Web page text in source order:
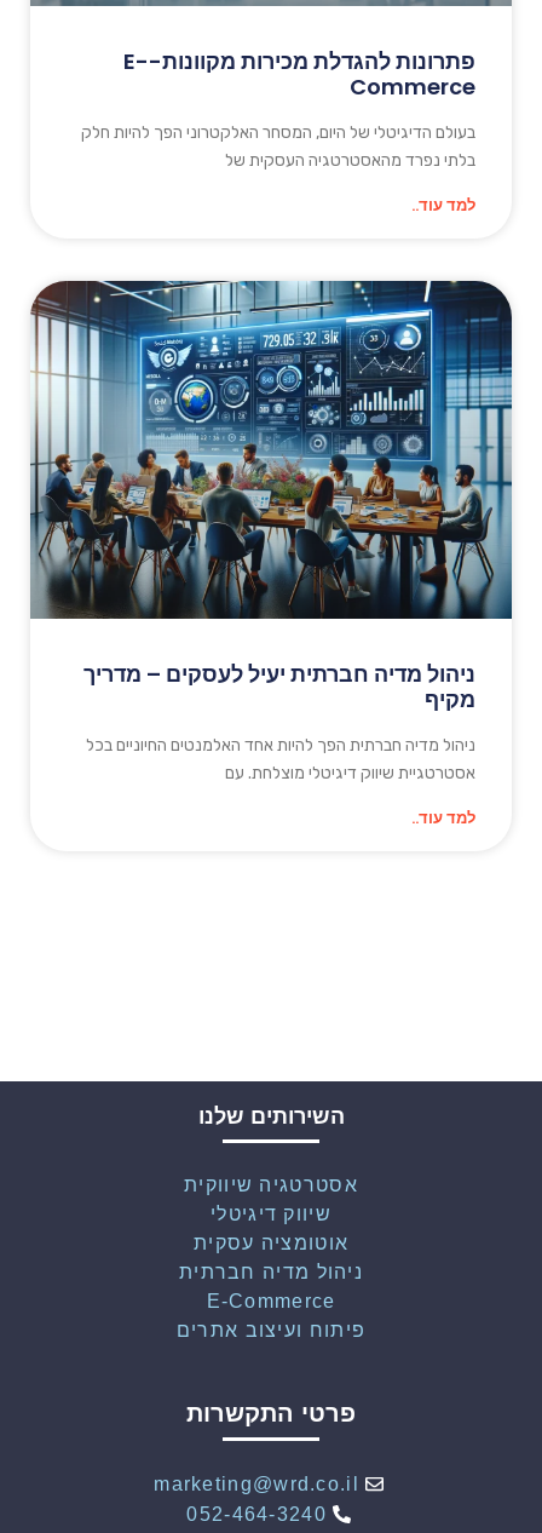
פתרונות להגדלת מכירות מקוונות-E-
Commerce
בעולם הדיגיטלי של היום, המסחר האלקטרוני הפך להיות חלק
בלתי נפרד מהאסטרטגיה העסקית של
למד עוד..
ניהול מדיה חברתית יעיל לעסקים – מדריך
מקיף
ניהול מדיה חברתית הפך להיות אחד האלמנטים החיוניים בכל
אסטרטגיית שיווק דיגיטלי מוצלחת. עם
למד עוד..
השירותים שלנו
אסטרטגיה שיווקית
שיווק דיגיטלי
אוטומציה עסקית
ניהול מדיה חברתית
E-Commerce
פיתוח ועיצוב אתרים
פרטי התקשרות
marketing@wrd.co.il
052-464-3240